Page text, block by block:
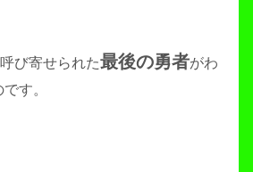
び寄せられた最後の勇者がわ
す。